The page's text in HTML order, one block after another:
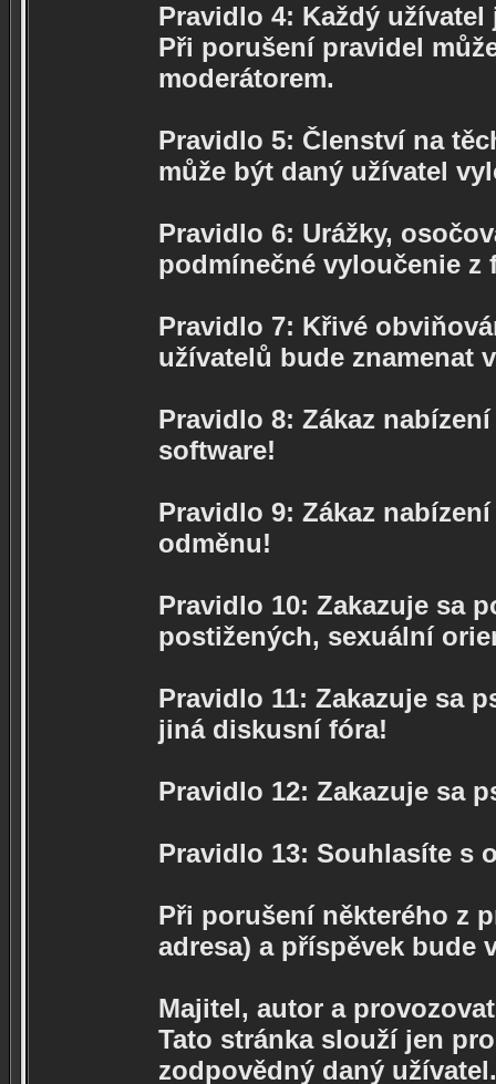
Pravidlo 4: Každý
Při porušení pravidel
moderátorem.
Pravidlo 5: Členství na
může být daný užívatel
Pravidlo 6: Urážky,
podmínečné vyloučenie z
Pravidlo 7: Křivé
užívatelů bude znamenat
Pravidlo 8: Zákaz
software!
Pravidlo 9: Zákaz
odměnu!
Pravidlo 10: Zakazuje sa
postižených, sexuální
Pravidlo 11: Zakazuje sa
jiná diskusní fóra!
Pravidlo 12: Zakazuje sa
Pravidlo 13: Souhlasíte s
Při porušení některého z
adresa) a příspěvek bude
Majitel, autor a
Tato stránka slouží jen
zodpovědný daný